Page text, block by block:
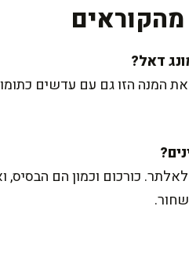
המנה הזו גם עם עדשים
כורכום וכמון הם הבסיס,